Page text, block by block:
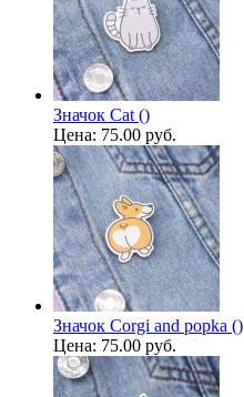
Значок Cat ()
Цена: 75.00 руб.
Значок Corgi and popka ()
Цена: 75.00 руб.